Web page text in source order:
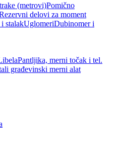
(metrovi)Pomično
delovi za moment
stalakUglomeriDubinomer i
Pantljika, merni točak i tel.
građevinski merni alat